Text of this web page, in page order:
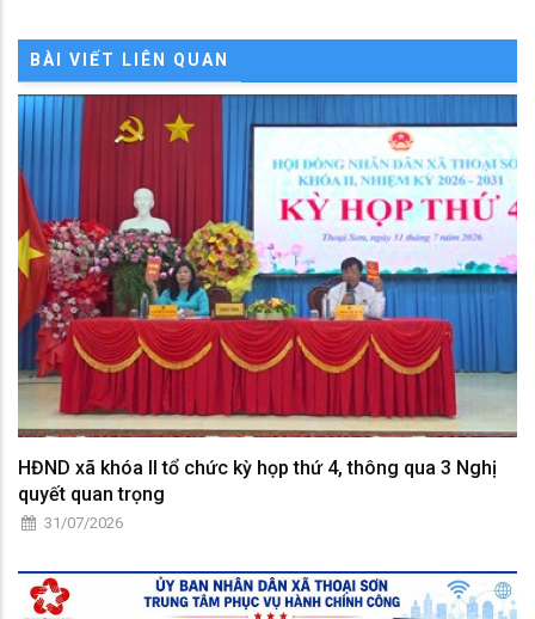
BÀI VIẾT LIÊN QUAN
HĐND xã khóa II tổ chức kỳ họp thứ 4, thông qua 3 Nghị
quyết quan trọng
31/07/2026